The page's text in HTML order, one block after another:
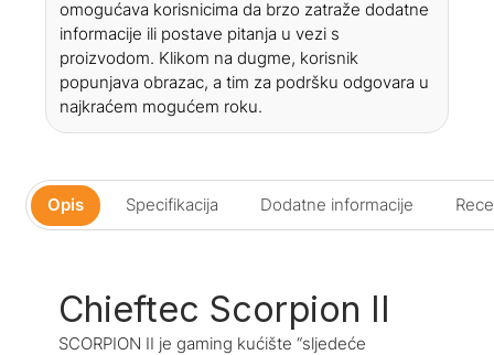
omogućava korisnicima da brzo zatraže dodatne
informacije ili postave pitanja u vezi s
proizvodom. Klikom na dugme, korisnik
popunjava obrazac, a tim za podršku odgovara u
najkraćem mogućem roku.
Opis Specifikacija Dodatne informacije
Chieftec Scorpion II
SCORPION II je gaming kućište “sljedeće